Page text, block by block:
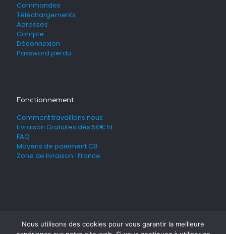
Commandes
Téléchargements
Adresses
Compte
Déconnexion
Password perdu
Fonctionnement
Comment travaillons nous
Livraison Gratuites dès 50€ ht
FAQ
Moyens de paiement CB
Zone de livraison : France
Nous utilisons des cookies pour vous garantir la meilleure